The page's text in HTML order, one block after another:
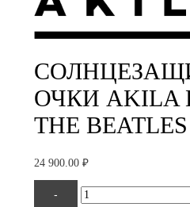
ОЧКИ AKILA
THE BEATLES
24 900.00 ₽
-
Количество
товара